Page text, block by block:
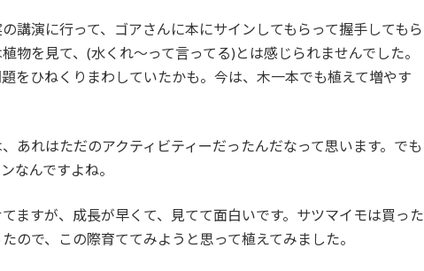
講演に行って、ゴアさんに本にサインしてもらって握手してもら
物を見て、(水くれ〜って言ってる)とは感じられませんでした。
をひねくりまわしていたかも。今は、木一本でも植えて増やす
あれはただのアクティビティーだったんだなって思います。でも
なんですよね。
ますが、成長が早くて、見てて面白いです。サツマイモは買った
ので、この際育ててみようと思って植えてみました。